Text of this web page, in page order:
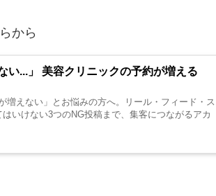
から
い...」 美容クリニックの予約が増える
えない」とお悩みの方へ。リール・フィード・ス
いけない3つのNG投稿まで、集客につながるアカ